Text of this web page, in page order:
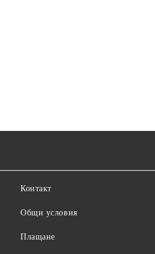
Контакт
Общи условия
Плащане